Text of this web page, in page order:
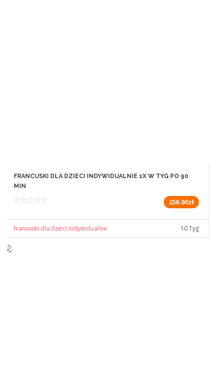
FRANCUSKI DLA DZIECI INDYWIDUALNIE 1X W TYG PO 90
MIN
250.00zł
francuski dla dzieci indywidualnie 10 Tyg